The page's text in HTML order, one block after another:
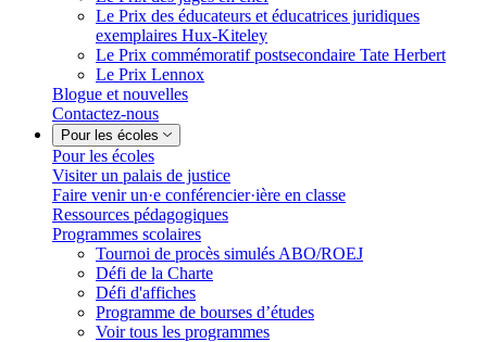
Le Prix des éducateurs et éducatrices juridiques
exemplaires Hux-Kiteley
Le Prix commémoratif postsecondaire Tate Herbert
Le Prix Lennox
Blogue et nouvelles
Contactez-nous
Pour les écoles
Pour les écoles
Visiter un palais de justice
Faire venir un·e conférencier·ière en classe
Ressources pédagogiques
Programmes scolaires
Tournoi de procès simulés ABO/ROEJ
Défi de la Charte
Défi d'affiches
Programme de bourses d’études
Voir tous les programmes